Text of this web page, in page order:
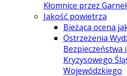
Kłomnice przez
Jakość powietrza
Bieżąca ocena
Ostrzeżenia
Bezpieczeństwa
Kryzysowego
Wojewódzkiego